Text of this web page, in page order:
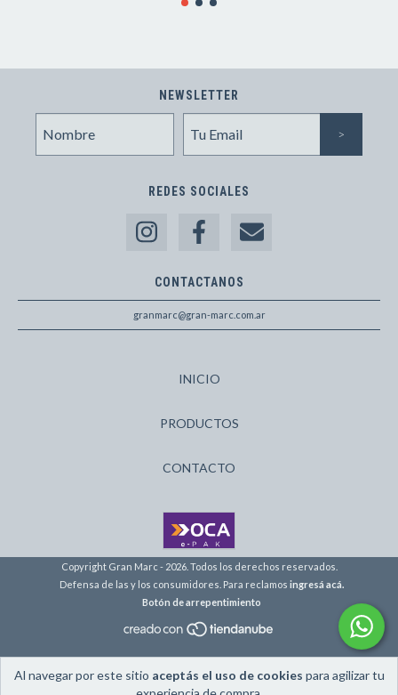
Al navegar por este sitio aceptás el uso de cookies para agilizar tu
NEWSLETTER
REDES SOCIALES
CONTACTANOS
granmarc@gran-marc.com.ar
INICIO
PRODUCTOS
CONTACTO
Copyright Gran Marc - 2026. Todos los derechos reservados.
Defensa de las y los consumidores. Para reclamos ingresá acá.
Botón de arrepentimiento